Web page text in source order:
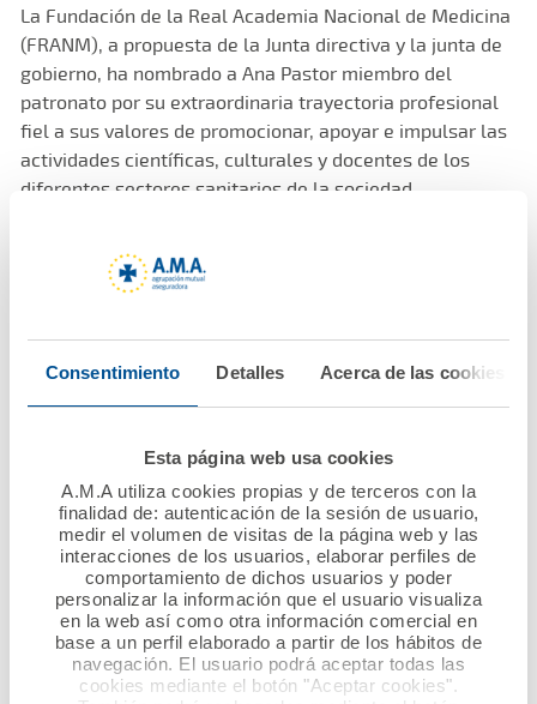
Consentimiento Detalles Acerca de las cookies
Esta página web usa cookies
A.M.A utiliza cookies propias y de terceros con la
finalidad de: autenticación de la sesión de usuario,
medir el volumen de visitas de la página web y las
interacciones de los usuarios, elaborar perfiles de
comportamiento de dichos usuarios y poder
personalizar la información que el usuario visualiza
en la web así como otra información comercial en
base a un perfil elaborado a partir de los hábitos de
navegación. El usuario podrá aceptar todas las
cookies mediante el botón "Aceptar cookies".
La Fundación de la Real Academia Nacional de Medicina
(FRANM), a propuesta de la Junta directiva y la junta de
gobierno, ha nombrado a Ana Pastor miembro del
patronato por su extraordinaria trayectoria profesional
fiel a sus valores de promocionar, apoyar e impulsar las
actividades científicas, culturales y docentes de los
diferentes sectores sanitarios de la sociedad.
La Mutua de los profesionales sanitarios, siempre ha
demostrado su apoyo a estas instituciones y es un honor
placer trabajar con el gran equipo que conforma el
Patronato para impulsar el fomento de la excelencia en
la práctica clínica, contribuyendo así a seguir siendo un
internacional”, ha manifestado nuestra presidenta, Ana
Pastor.
La Entidad tiene como objetivo por su experiencia y
dedicación impulsar el conocimiento y la investigación
en el ámbito de la salud, que es lo que representa la
Fundación.